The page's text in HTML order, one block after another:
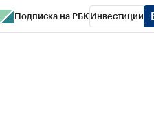
Подписка на РБК Инвестиции